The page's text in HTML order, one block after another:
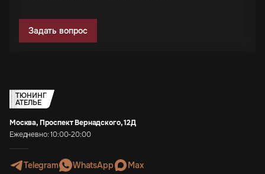
Задать вопрос
ТЮНИНГ
АТЕЛЬЕ
Москва, Проспект Вернадского, 12Д
Ежедневно: 10:00-20:00
Telegram WhatsApp Max